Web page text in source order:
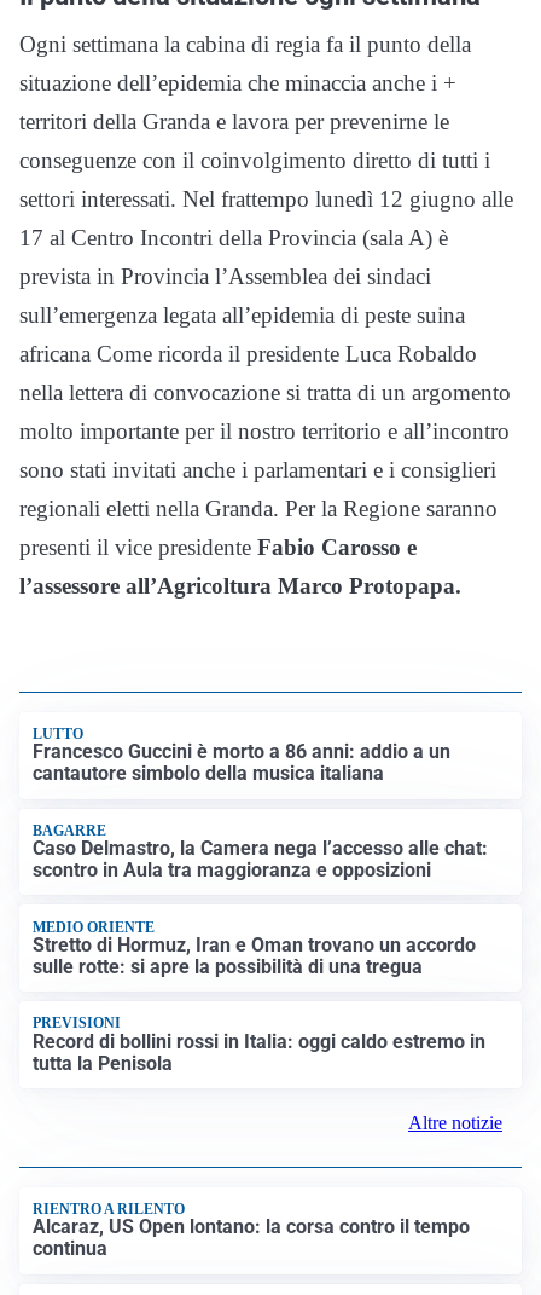
Ogni settimana la cabina di regia fa il punto della
situazione dell’epidemia che minaccia anche i +
territori della Granda e lavora per prevenirne le
conseguenze con il coinvolgimento diretto di tutti i
settori interessati. Nel frattempo lunedì 12 giugno alle
17 al Centro Incontri della Provincia (sala A) è
prevista in Provincia l’Assemblea dei sindaci
sull’emergenza legata all’epidemia di peste suina
africana Come ricorda il presidente Luca Robaldo
nella lettera di convocazione si tratta di un argomento
molto importante per il nostro territorio e all’incontro
sono stati invitati anche i parlamentari e i consiglieri
regionali eletti nella Granda. Per la Regione saranno
presenti il vice presidente Fabio Carosso e
l’assessore all’Agricoltura Marco Protopapa.
LUTTO
Francesco Guccini è morto a 86 anni: addio a un
cantautore simbolo della musica italiana
BAGARRE
Caso Delmastro, la Camera nega l’accesso alle chat:
scontro in Aula tra maggioranza e opposizioni
MEDIO ORIENTE
Stretto di Hormuz, Iran e Oman trovano un accordo
sulle rotte: si apre la possibilità di una tregua
PREVISIONI
Record di bollini rossi in Italia: oggi caldo estremo in
tutta la Penisola
Altre notizie
RIENTRO A RILENTO
Alcaraz, US Open lontano: la corsa contro il tempo
continua